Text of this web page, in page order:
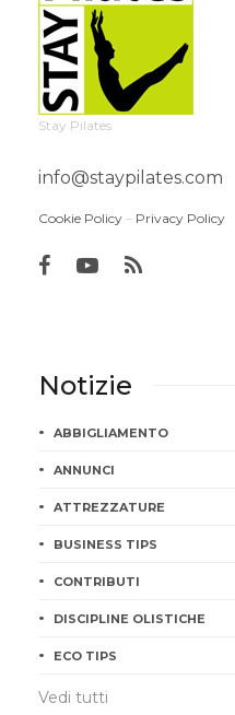
Stay Pilates
info@staypilates.com
Cookie Policy – Privacy Policy
Notizie
ABBIGLIAMENTO
ANNUNCI
ATTREZZATURE
BUSINESS TIPS
CONTRIBUTI
DISCIPLINE OLISTICHE
ECO TIPS